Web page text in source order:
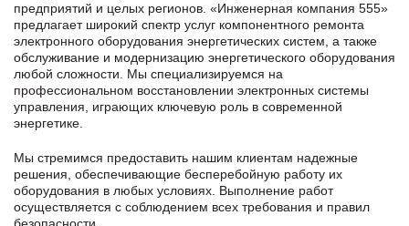
предприятий и целых регионов. «Инженерная компания 555»
предлагает широкий спектр услуг компонентного ремонта
электронного оборудования энергетических систем, а также
обслуживание и модернизацию энергетического оборудования
любой сложности. Мы специализируемся на
профессиональном восстановлении электронных системы
управления, играющих ключевую роль в современной
энергетике.
Мы стремимся предоставить нашим клиентам надежные
решения, обеспечивающие бесперебойную работу их
оборудования в любых условиях. Выполнение работ
осуществляется с соблюдением всех требования и правил